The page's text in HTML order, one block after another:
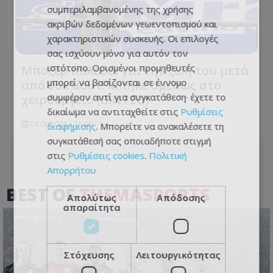
Μποξέρ παλεύει για την ζωή του μετά
από νοκ άουτ: Μπήκε αμέσως στο
χειρουργείο (ΒΙΝΤΕΟ)
04.08.2026 - 15:00
BEST OFTHEMASPORTS
συμπεριλαμβανομένης της χρήσης
ακριβών δεδομένων γεωεντοπισμού και
χαρακτηριστικών συσκευής. Οι επιλογές
σας ισχύουν μόνο για αυτόν τον
ιστότοπο. Ορισμένοι προμηθευτές
μπορεί να βασίζονται σε έννομο
συμφέρον αντί για συγκατάθεση· έχετε το
δικαίωμα να αντιταχθείτε στις Ρυθμίσεις
διαφήμισης. Μπορείτε να ανακαλέσετε τη
συγκατάθεσή σας οποιαδήποτε στιγμή
στις Ρυθμίσεις cookies. Πολιτική
Απορρήτου
Απολύτως
απαραίτητα
Απόδοσης
Στόχευσης Λειτουργικότητας